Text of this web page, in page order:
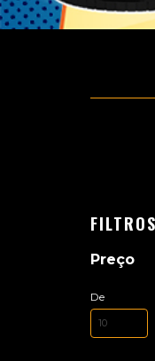
FILTROS
Preço
De